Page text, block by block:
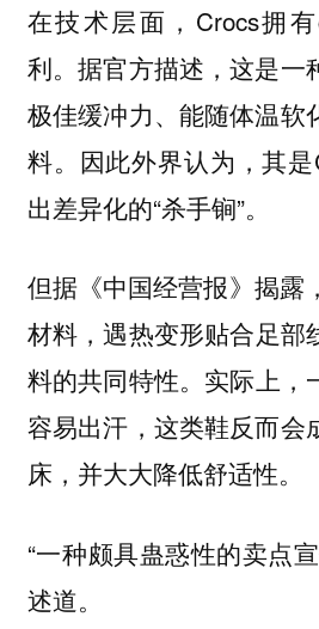
在技术层面，Crocs拥
利。据官方描述，这是一
极佳缓冲力、能随体温软
料。因此外界认为，其
出差异化的“杀手锏”。
但据《中国经营报》揭露
材料，遇热变形贴合足部
料的共同特性。 实际上，
容易出汗，这类鞋反而会
床，并大大降低舒适性。
“一种颇具蛊惑性的卖点
述道。